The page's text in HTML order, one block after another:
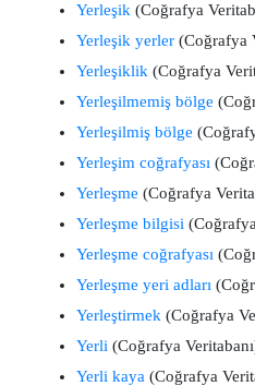
Yerleşik (Coğrafya
Yerleşik yerler (Coğrafya
Yerleşiklik (Coğrafya
Yerleşilmemiş bölge
Yerleşilmiş bölge
Yerleşim coğrafyası
Yerleşme (Coğrafya
Yerleşme bilgisi
Yerleşme coğrafyası
Yerleşme yeri adları
Yerleştirmek (Coğrafya
Yerli (Coğrafya
Yerli kaya (Coğrafya